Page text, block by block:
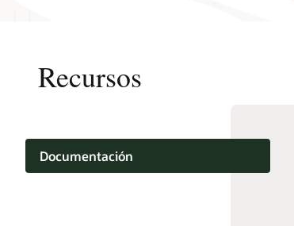
Recursos
Documentación